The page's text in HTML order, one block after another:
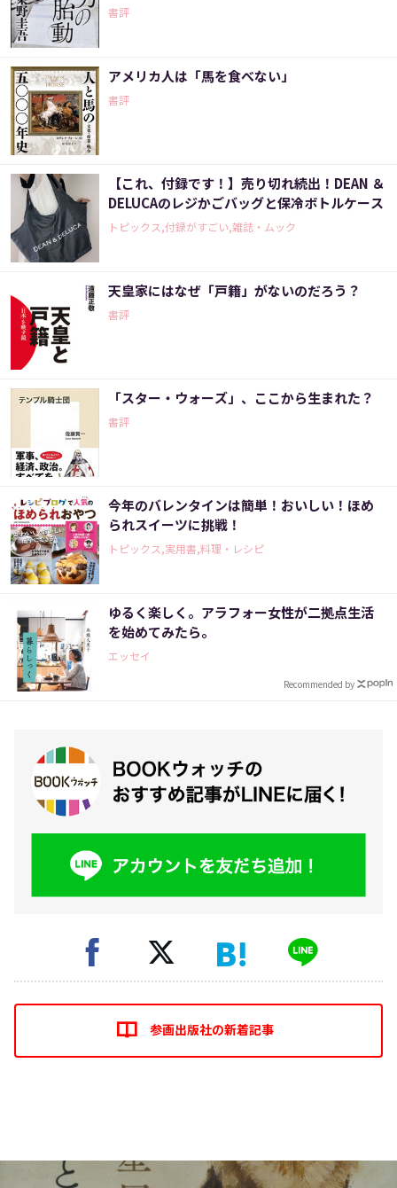
書評
アメリカ人は「馬を食べない」
書評
【これ、付録です！】売り切れ続出！DEAN ＆
DELUCAのレジかごバッグと保冷ボトルケース
トピックス,付録がすごい,雑誌・ムック
天皇家にはなぜ「戸籍」がないのだろう？
書評
「スター・ウォーズ」、ここから生まれた？
書評
今年のバレンタインは簡単！おいしい！ほめ
られスイーツに挑戦！
トピックス,実用書,料理・レシピ
ゆるく楽しく。アラフォー女性が二拠点生活
を始めてみたら。
エッセイ
Recommended by
参画出版社の新着記事